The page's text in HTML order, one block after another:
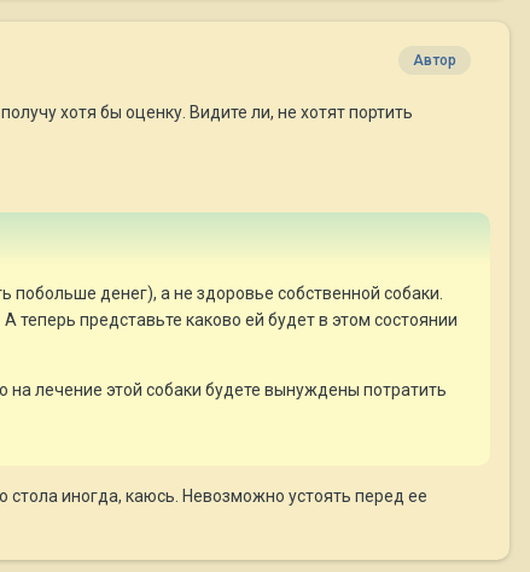
Автор
хотя бы оценку. Видите ли, не хотят портить
денег), а не здоровье собственной собаки.
теперь представьте каково ей будет в этом состоянии
на лечение этой собаки будете вынуждены потратить
стола иногда, каюсь. Невозможно устоять перед ее